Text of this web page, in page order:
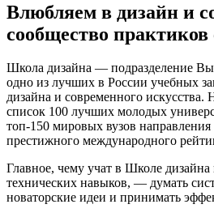
Влюбляем в дизайн и
сообщество практиков
Школа дизайна — подразделение
одно из лучших в России учебных
дизайна и современного
список 100 лучших молодых
топ-150 мировых вузов
престижного международного
Главное, чему учат в Школе
технических навыков, — думать
новаторские идеи и принимать